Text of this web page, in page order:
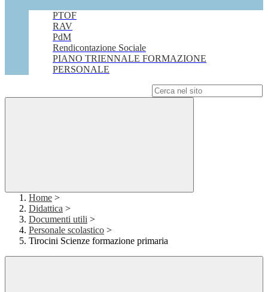
PTOF
RAV
PdM
Rendicontazione Sociale
PIANO TRIENNALE FORMAZIONE
PERSONALE
Home >
Didattica >
Documenti utili >
Personale scolastico >
Tirocini Scienze formazione primaria